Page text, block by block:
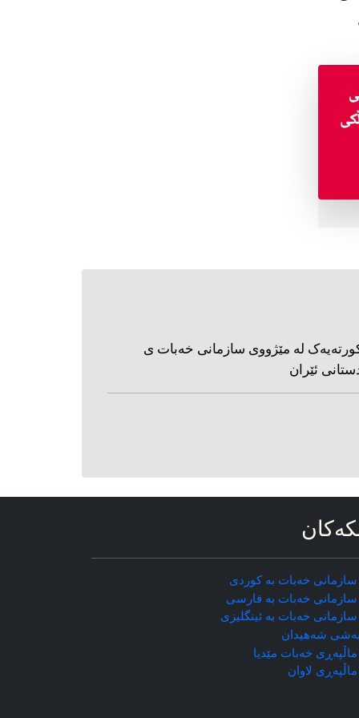
له مێژووی سازمانی خه‌بات ی
ئێران
سازمانی خه‌بات به کوردی
سازمانی خه‌بات به فارسی
سازمانی خه‌بات به ئینگلیزی
شه‌هیدان
خه‌بات مێدیا
ماڵپه‌ڕی لاوان